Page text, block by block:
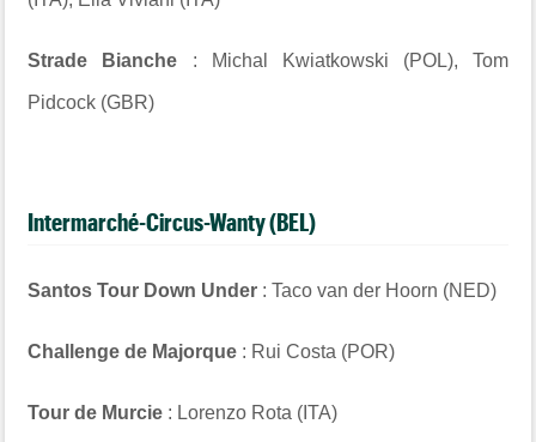
Strade Bianche : Michal Kwiatkowski (POL), Tom
Pidcock (GBR)
Intermarché-Circus-Wanty (BEL)
Santos Tour Down Under : Taco van der Hoorn (NED)
Challenge de Majorque : Rui Costa (POR)
Tour de Murcie : Lorenzo Rota (ITA)